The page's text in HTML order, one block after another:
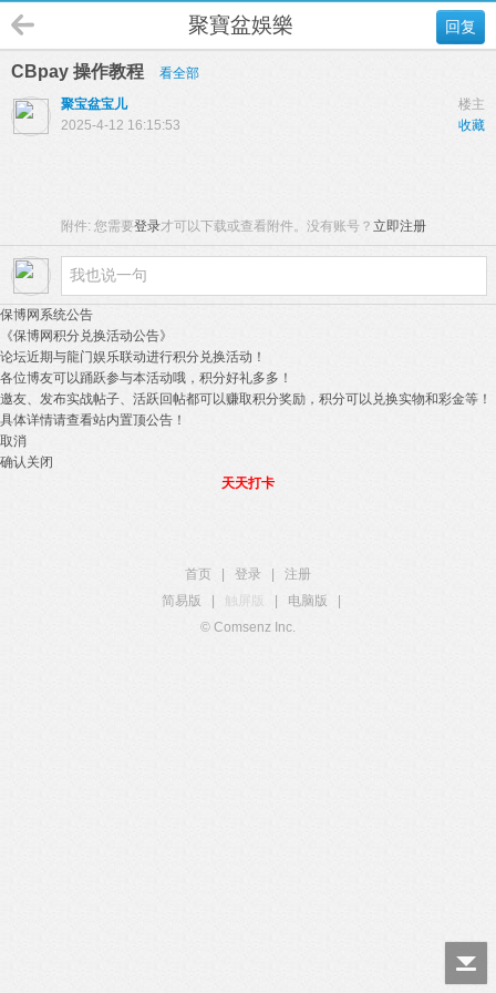
回复
聚寶盆娛樂
CBpay 操作教程
看全部
楼主
聚宝盆宝儿
收藏
2025-4-12 16:15:53
附件: 您需要登录才可以下载或查看附件。没有账号？ 立即注册
保博网系统公告
《保博网积分兑换活动公告》
论坛近期与龍门娱乐联动进行积分兑换活动！
各位博友可以踊跃参与本活动哦，积分好礼多多！
邀友、发布实战帖子、活跃回帖都可以赚取积分奖励，积分可以兑换实物和彩金等！
具体详情请查看站内置顶公告！
取消
确认关闭
天天打卡
首页 登录
注册
简易版
触屏版 电脑版
© Comsenz Inc.